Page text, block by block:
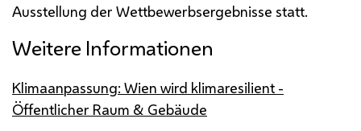
Ausstellung der Wettbewerbsergebnisse statt.
Weitere Informationen
Klimaanpassung: Wien wird klimaresilient -
Öffentlicher Raum & Gebäude